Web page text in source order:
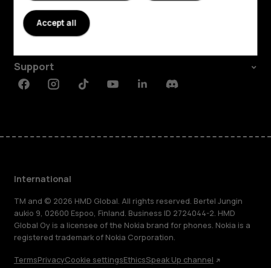
About
Planet and people
Support
FacebookInstagramTiktokYoutubeLinkedinDiscord
International
TM and © 2026 HMD Global. All rights reserved. Bertel Jungin
aukio 9, 02600 Espoo, Finland. Business ID 2724044-2. HMD
Global Oy is a licensee of the Nokia brand for phones. Nokia is a
registered trademark of Nokia Corporation.
TermsPrivacyCookie settingsEthicsSpeak Up channel
Accept all